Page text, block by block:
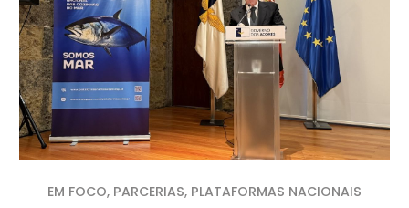
EM FOCO, PARCERIAS, PLATAFORMAS NACIONAIS